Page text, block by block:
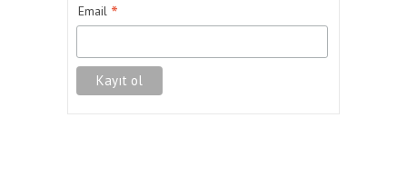
Email *